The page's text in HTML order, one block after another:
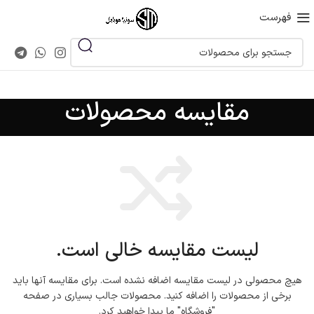
فهرست
مقایسه محصولات
لیست مقایسه خالی است.
هیچ محصولی در لیست مقایسه اضافه نشده است. برای مقایسه آنها باید
برخی از محصولات را اضافه کنید. محصولات جالب بسیاری در صفحه